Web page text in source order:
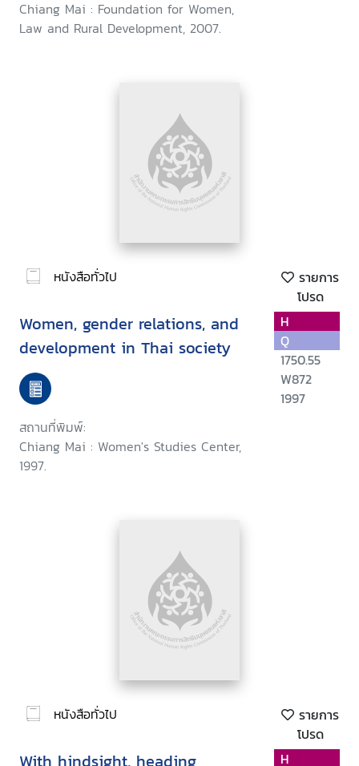
Chiang Mai : Foundation for Women,
Law and Rural Development, 2007.
หนังสือทั่วไป
รายการ
โปรด
Women, gender relations, and
development in Thai society
สถานที่พิมพ์:
Chiang Mai : Women's Studies Center,
1997.
H
Q
1750.55
W872
1997
หนังสือทั่วไป
รายการ
โปรด
H